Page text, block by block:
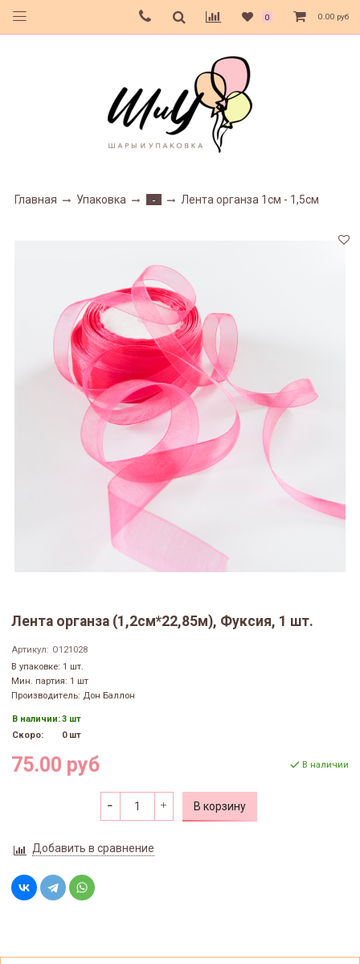
0 0.00 руб
Главная Упаковка - Лента органза 1см - 1,5см
Лента органза (1,2см*22,85м), Фуксия, 1 шт.
Артикул: O121028
В упаковке: 1 шт.
Мин. партия: 1 шт
Производитель: Дон Баллон
В наличии:3 шт
Скоро:
0 шт
75.00 руб В наличии
В корзину
Добавить в сравнение